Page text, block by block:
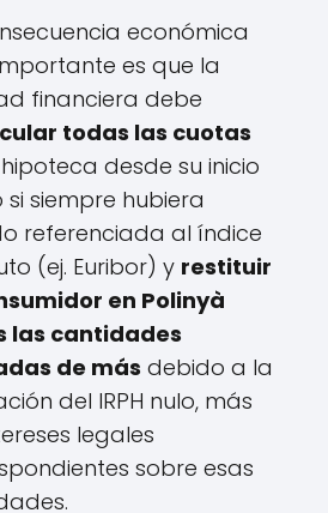
económica
es que la
financiera debe
todas las cuotas
desde su inicio
siempre hubiera
referenciada al índice
(ej. Euribor) y restituir
en Polinyà
las cantidades
de más debido a la
del IRPH nulo, más
legales
sobre esas